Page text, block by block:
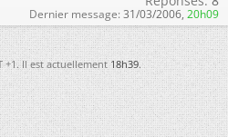
Dernier message: 31/03/2006, 20h09
+1. Il est actuellement18h39.